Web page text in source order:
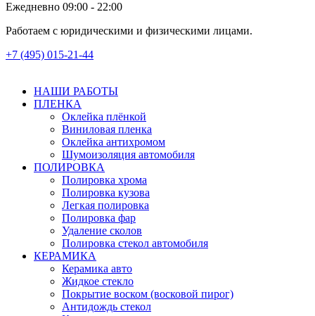
Ежедневно 09:00 - 22:00
Работаем с юридическими и физическими лицами.
+7 (495) 015-21-44
НАШИ РАБОТЫ
ПЛЕНКА
Оклейка плёнкой
Виниловая пленка
Оклейка антихромом
Шумоизоляция автомобиля
ПОЛИРОВКА
Полировка хрома
Полировка кузова
Легкая полировка
Полировка фар
Удаление сколов
Полировка стекол автомобиля
КЕРАМИКА
Керамика авто
Жидкое стекло
Покрытие воском (восковой пирог)
Антидождь стекол